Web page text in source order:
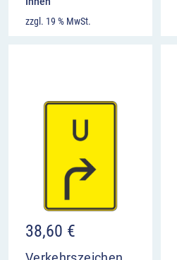
zzgl. 19 % MwSt.
38,60 €